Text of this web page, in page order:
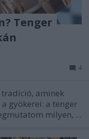
Tenger
4
aminek
gyökerei: a tenger
milyen, ...